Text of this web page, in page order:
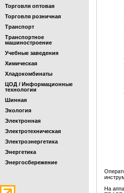
Торговля оптовая
Торговля розничная
Транспорт
Транспортное
машиностроение
Учебные заведения
Химическая
Хладокомбинаты
ЦОД / Информационные
технологии
Шинная
Экология
Электронная
Электротехническая
Электроэнергетика
Энергетика
Энергосбережение
На